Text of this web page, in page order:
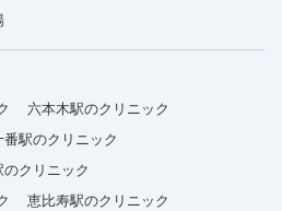
六本木駅のクリニック
番駅のクリニック
のクリニック
恵比寿駅のクリニック